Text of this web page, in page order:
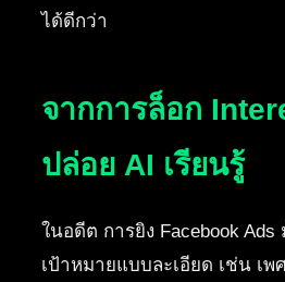
ได้ดีกว่า
จากการล็อก
ปล่อย AI เรียนรู้
ในอดีต การยิง Facebook Ads
เป้าหมายแบบละเอียด เช่น เ